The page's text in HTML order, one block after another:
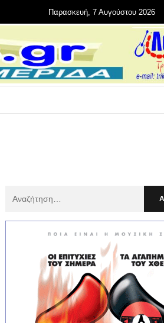
Παρασκευή, 7 Αυγούστου 2026
: